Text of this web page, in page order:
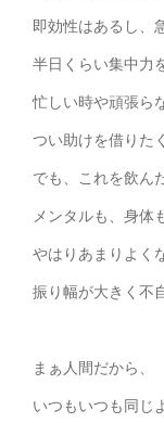
即効性はあるし、
半日くらい集中力
忙しい時や頑張ら
つい助けを借りた
でも、これを飲ん
メンタルも、身体
やはりあまりよく
振り幅が大きく不
まぁ人間だから、
いつもいつも同じ